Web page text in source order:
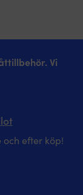
Vi
efter köp!